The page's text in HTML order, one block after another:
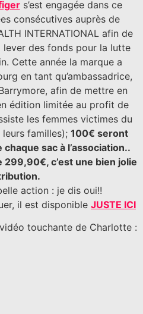
s’est engagée dans ce
consécutives auprès de
INTERNATIONAL afin de
des fonds pour la lutte
Cette année la marque a
en tant qu’ambassadrice,
afin de mettre en
édition limitée au profit de
les femmes victimes du
familles); 100€ seront
sac à l’association..
299,90€, c’est une bien jolie
action : je dis oui!!
il est disponible JUSTE ICI
touchante de Charlotte :